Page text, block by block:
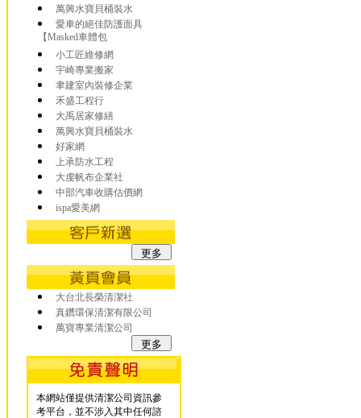
萬興水寶貝桶裝水
愛車的絕佳防護面具
【Masked車體包
小工匠維修網
宇崎專業搬家
聿建室內裝修企業
禾盛工程行
大禹居家修繕
萬興水寶貝桶裝水
好家網
上承防水工程
大虔帆布企業社
中部汽車收購估價網
ispa愛美網
大台北長榮清潔社
真鑽環保清潔有限公司
萬寶專業清潔公司
本網站僅提供清潔公司資訊參
考平台，並不涉入其中任何諮